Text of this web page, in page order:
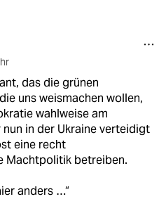
das die grünen
uns weismachen wollen,
wahlweise am
in der Ukraine verteidigt
eine recht
Machtpolitik betreiben.
anders …“